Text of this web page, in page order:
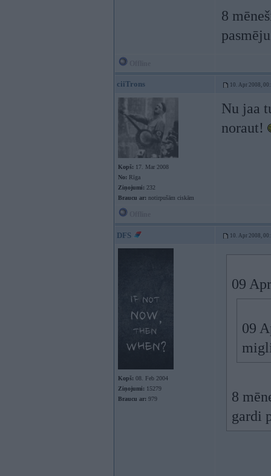
8
ciiTrons 10. Apr 2008,
Kopš: 17. Mar 2008
No: Rīga
Ziņojumi: 232
Braucu ar: notirpušām ciskām
Nu jaa
noraut!
DFS 10. Apr 2008,
Kopš: 08. Feb 2004
Ziņojumi: 15279
Braucu ar: 979
09
09
8
gardi